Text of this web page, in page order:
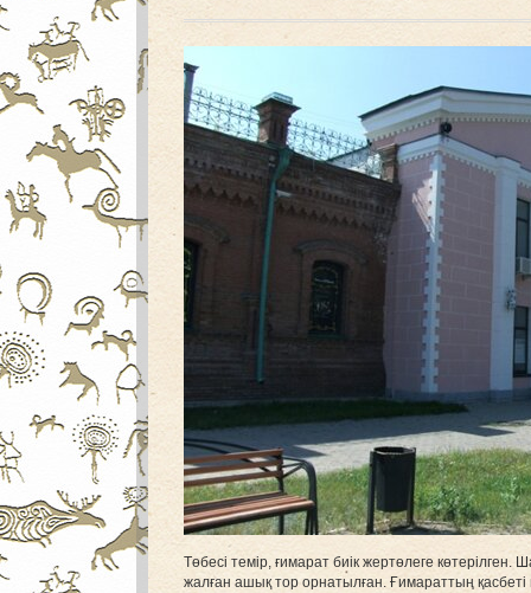
Төбесі темір, ғимарат биік жертөлеге
жалған ашық тор орнатылған. Ғимараттың